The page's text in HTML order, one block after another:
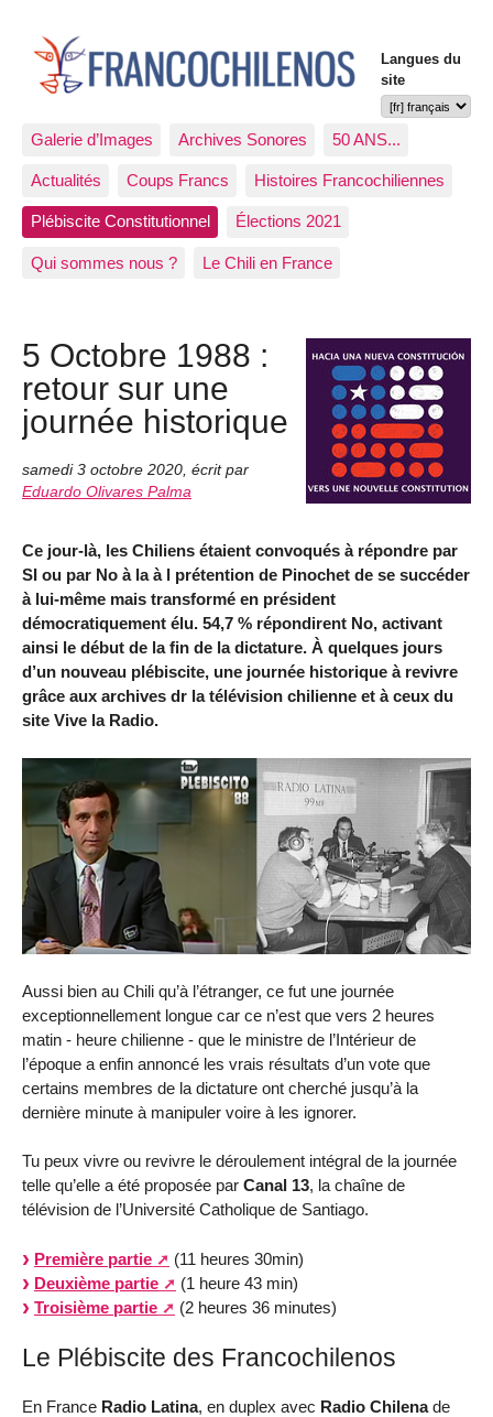
Langues du
site
Galerie d’Images Archives Sonores 50 ANS...
Actualités Coups Francs Histoires Francochiliennes
Plébiscite Constitutionnel Élections 2021
Qui sommes nous ? Le Chili en France
5 Octobre 1988 :
retour sur une
journée historique
samedi 3 octobre 2020, écrit par
Eduardo Olivares Palma
Ce jour-là, les Chiliens étaient convoqués à répondre par
SI ou par No à la à l prétention de Pinochet de se succéder
à lui-même mais transformé en président
démocratiquement élu. 54,7 % répondirent No, activant
ainsi le début de la fin de la dictature. À quelques jours
d’un nouveau plébiscite, une journée historique à revivre
grâce aux archives dr la télévision chilienne et à ceux du
site Vive la Radio.
Aussi bien au Chili qu’à l’étranger, ce fut une journée
exceptionnellement longue car ce n’est que vers 2 heures
matin - heure chilienne - que le ministre de l’Intérieur de
l’époque a enfin annoncé les vrais résultats d’un vote que
certains membres de la dictature ont cherché jusqu’à la
dernière minute à manipuler voire à les ignorer.
Tu peux vivre ou revivre le déroulement intégral de la journée
telle qu’elle a été proposée par Canal 13, la chaîne de
télévision de l’Université Catholique de Santiago.
Première partie
(11 heures 30min)
Deuxième partie
(1 heure 43 min)
Troisième partie
(2 heures 36 minutes)
Le Plébiscite des Francochilenos
En France Radio Latina, en duplex avec Radio Chilenade